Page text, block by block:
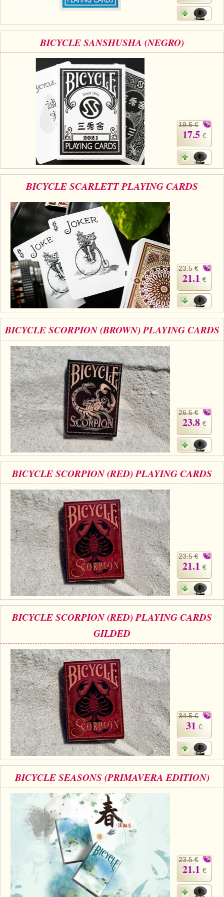
BICYCLE SANSHUSHA (NEGRO)
19.5 €
17.5 €
BICYCLE SCARLETT PLAYING CARDS
23.5 €
21.1 €
BICYCLE SCORPION (BROWN) PLAYING CARDS
26.5 €
23.8 €
BICYCLE SCORPION (RED) PLAYING CARDS
23.5 €
21.1 €
BICYCLE SCORPION (RED) PLAYING CARDS
GILDED
34.5 €
31 €
BICYCLE SEASONS (PRIMAVERA EDITION)
23.5 €
21.1 €